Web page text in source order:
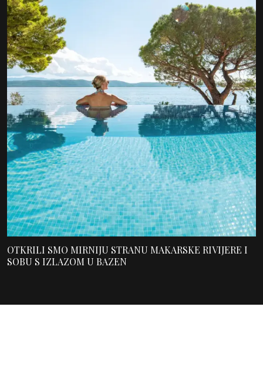
OTKRILI SMO MIRNIJU STRANU MAKARSKE RIVIJERE I
SOBU S IZLAZOM U BAZEN